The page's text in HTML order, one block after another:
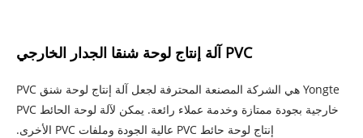
PVC آلة إنتاج لوحة شنقا الجدار الخارجي
Yongte هي الشركة المصنعة المحترفة لجعل آلة إنتاج لوحة شنق PVC
خارجية بجودة ممتازة وخدمة عملاء رائعة. يمكن لآلة لوحة الحائط PVC
إنتاج لوحة حائط PVC عالية الجودة وملفات PVC الأخرى.